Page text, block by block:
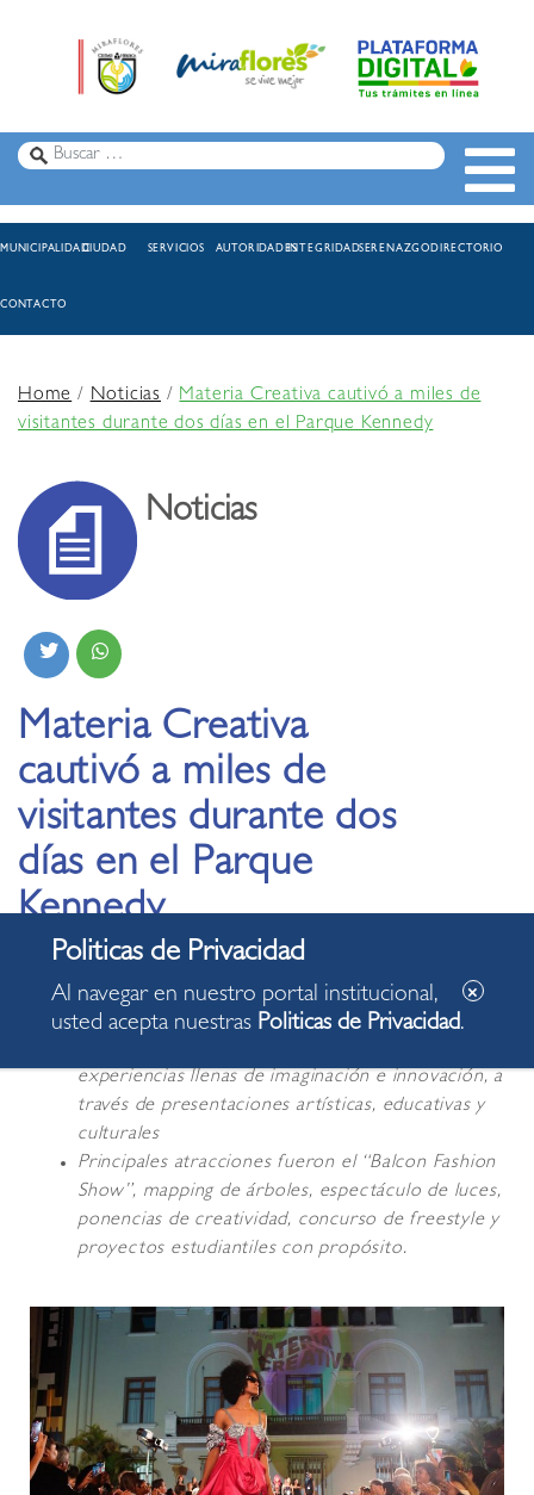
MUNICIPALIDADCIUDAD SERVICIOS AUTORIDADESINTEGRIDADSERENAZGODIRECTORIO
CONTACTO
Home/Noticias /Materia Creativa cautivó a miles de
visitantes durante dos días en el Parque Kennedy
Noticias
Materia Creativa
cautivó a miles de
visitantes durante dos
días en el Parque
Kennedy
24.04.2023
experiencias llenas de imaginación e innovación, a
través de presentaciones artísticas, educativas y
culturales
Principales atracciones fueron el “Balcon Fashion
Show”, mapping de árboles, espectáculo de luces,
ponencias de creatividad, concurso de freestyle y
proyectos estudiantiles con propósito.
Al navegar en nuestro portal institucional,
usted acepta nuestras Politicas de Privacidad.